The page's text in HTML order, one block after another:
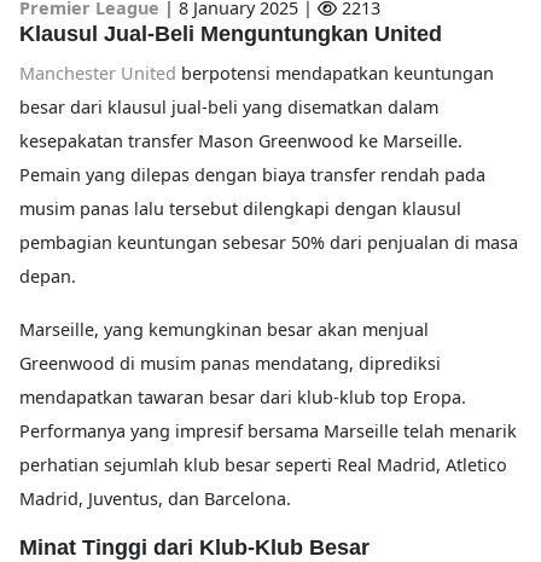
Premier League | 8 January 2025 | 2213
Klausul Jual-Beli Menguntungkan United
Manchester United berpotensi mendapatkan keuntungan
besar dari klausul jual-beli yang disematkan dalam
kesepakatan transfer Mason Greenwood ke Marseille.
Pemain yang dilepas dengan biaya transfer rendah pada
musim panas lalu tersebut dilengkapi dengan klausul
pembagian keuntungan sebesar 50% dari penjualan di masa
depan.
Marseille, yang kemungkinan besar akan menjual
Greenwood di musim panas mendatang, diprediksi
mendapatkan tawaran besar dari klub-klub top Eropa.
Performanya yang impresif bersama Marseille telah menarik
perhatian sejumlah klub besar seperti Real Madrid, Atletico
Madrid, Juventus, dan Barcelona.
Minat Tinggi dari Klub-Klub Besar